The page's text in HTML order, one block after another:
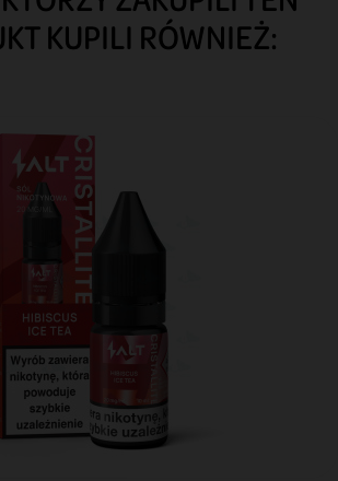
KUPILI RÓWNIEŻ: